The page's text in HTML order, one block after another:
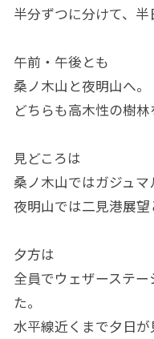
半分ずつに分けて、半
午前・午後とも
桑ノ木山と夜明山へ。
どちらも高木性の樹林
見どころは
桑ノ木山ではガジュマ
夜明山では二見港展望
夕方は
全員でウェザーステ
た。
水平線近くまで夕日が